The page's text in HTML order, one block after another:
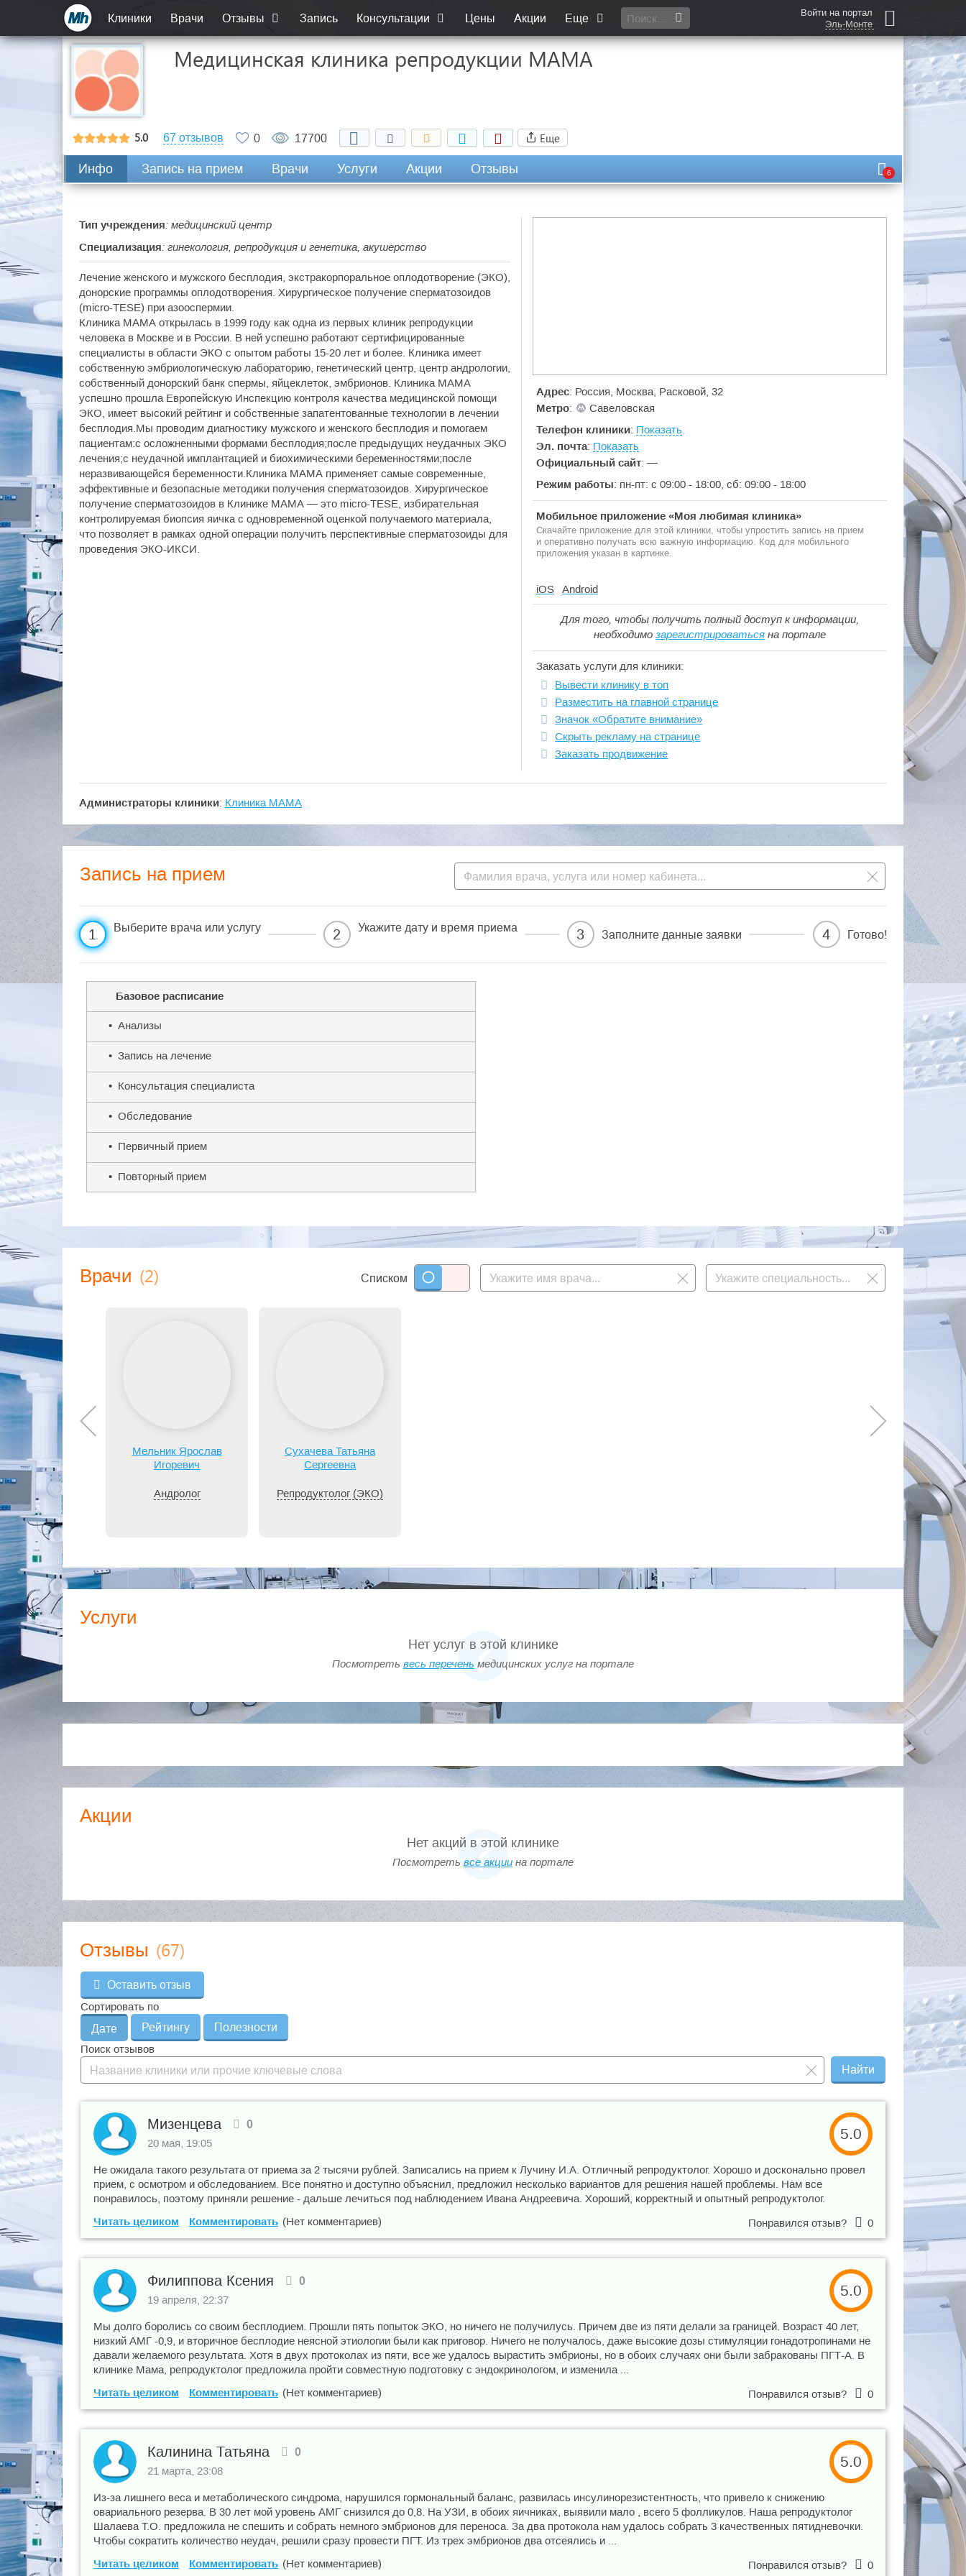
Клиники Врачи Отзывы Запись Консультации Цены Акции Еще
Войти на портал
Эль-Монте
Медицинская клиника репродукции МАМА
5.0 67 отзывов 0 17700 Еще
Инфо Запись на прием Врачи Услуги Акции Отзывы 6
Адрес: Россия, Москва, Расковой, 32
Метро:
Савеловская
Телефон клиники: Показать
Эл. почта: Показать
Официальный сайт: —
Режим работы: пн-пт: с 09:00 - 18:00, сб: 09:00 - 18:00
Мобильное приложение «Моя любимая клиника»
Скачайте приложение для этой клиники, чтобы упростить запись на прием
и оперативно получать всю важную информацию. Код для мобильного
приложения указан в картинке.
iOS Android
Для того, чтобы получить полный доступ к информации,
необходимо зарегистрироваться на портале
Заказать услуги для клиники:
Вывести клинику в топ
Разместить на главной странице
Значок «Обратите внимание»
Скрыть рекламу на странице
Заказать продвижение
Тип учреждения: медицинский центр
Специализация: гинекология, репродукция и генетика, акушерство
Лечение женского и мужского бесплодия, экстракорпоральное оплодотворение (ЭКО),
донорские программы оплодотворения. Хирургическое получение сперматозоидов
(micro-TESE) при азооспермии.
Клиника МАМА открылась в 1999 году как одна из первых клиник репродукции
человека в Москве и в России. В ней успешно работают сертифицированные
специалисты в области ЭКО с опытом работы 15-20 лет и более. Клиника имеет
собственную эмбриологическую лабораторию, генетический центр, центр андрологии,
собственный донорский банк спермы, яйцеклеток, эмбрионов. Клиника МАМА
успешно прошла Европейскую Инспекцию контроля качества медицинской помощи
ЭКО, имеет высокий рейтинг и собственные запатентованные технологии в лечении
бесплодия.Мы проводим диагностику мужского и женского бесплодия и помогаем
пациентам:с осложненными формами бесплодия;после предыдущих неудачных ЭКО
лечения;с неудачной имплантацией и биохимическими беременностями;после
неразвивающейся беременности.Клиника МАМА применяет самые современные,
эффективные и безопасные методики получения сперматозоидов. Хирургическое
получение сперматозоидов в Клинике МАМА — это micro-TESE, избирательная
контролируемая биопсия яичка с одновременной оценкой получаемого материала,
что позволяет в рамках одной операции получить перспективные сперматозоиды для
проведения ЭКО-ИКСИ.
Администраторы клиники: Клиника МАМА
Запись на прием
1 Выберите врача или услугу 2 Укажите дату и время приема 3 Заполните данные заявки 4 Готово!
Базовое расписание
• Анализы
• Запись на лечение
• Консультация специалиста
• Обследование
• Первичный прием
• Повторный прием
Врачи (2) Списком
Мельник Ярослав
Игоревич
Андролог
Сухачева Татьяна
Сергеевна
Репродуктолог (ЭКО)
Услуги
Нет услуг в этой клинике
Посмотреть весь перечень медицинских услуг на портале
Акции
Нет акций в этой клинике
Посмотреть все акции на портале
Отзывы (67)
Оставить отзыв
Сортировать по
Дате
Рейтингу
Полезности
Поиск отзывов
Найти
5.0
Мизенцева
0
20 мая, 19:05
Не ожидала такого результата от приема за 2 тысячи рублей. Записались на прием к Лучину И.А. Отличный репродуктолог. Хорошо и досконально провел
прием, с осмотром и обследованием. Все понятно и доступно объяснил, предложил несколько вариантов для решения нашей проблемы. Нам все
понравилось, поэтому приняли решение - дальше лечиться под наблюдением Ивана Андреевича. Хороший, корректный и опытный репродуктолог.
Читать целиком
Комментировать (Нет комментариев) Понравился отзыв? 0
5.0
Филиппова Ксения
0
19 апреля, 22:37
Мы долго боролись со своим бесплодием. Прошли пять попыток ЭКО, но ничего не получилусь. Причем две из пяти делали за границей. Возраст 40 лет,
низкий АМГ -0,9, и вторичное бесплодие неясной этиологии были как приговор. Ничего не получалось, даже высокие дозы стимуляции гонадотропинами не
давали желаемого результата. Хотя в двух протоколах из пяти, все же удалось вырастить эмбрионы, но в обоих случаях они были забракованы ПГТ-А. В
клинике Мама, репродуктолог предложила пройти совместную подготовку с эндокринологом, и изменила ...
Читать целиком
Комментировать (Нет комментариев) Понравился отзыв? 0
5.0
Калинина Татьяна
0
21 марта, 23:08
Из-за лишнего веса и метаболического синдрома, нарушился гормональный баланс, развилась инсулинорезистентность, что привело к снижению
овариального резерва. В 30 лет мой уровень АМГ снизился до 0,8. На УЗИ, в обоих яичниках, выявили мало , всего 5 фолликулов. Наша репродуктолог
Шалаева Т.О. предложила не спешить и собрать немного эмбрионов для переноса. За два протокола нам удалось собрать 3 качественных пятидневочки.
Чтобы сократить количество неудач, решили сразу провести ПГТ. Из трех эмбрионов два отсеялись и ...
Читать целиком
Комментировать (Нет комментариев) Понравился отзыв? 0